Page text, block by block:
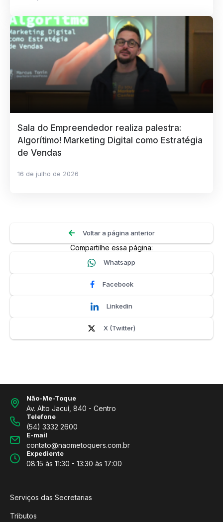
Sala do Empreendedor realiza palestra:
Algorítimo! Marketing Digital como Estratégia
de Vendas
16 de julho de 2026
Voltar a página anterior
Compartilhe essa página:
Whatsapp
Facebook
Linkedin
X (Twitter)
Não-Me-Toque
Av. Alto Jacuí, 840 - Centro
Telefone
(54) 3332 2600
E-mail
contato@naometoquers.com.br
Expediente
08:15 às 11:30 - 13:30 às 17:00
Serviços das Secretarias
Tributos